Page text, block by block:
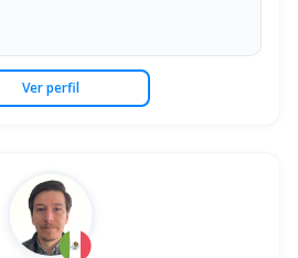
Ver perfil